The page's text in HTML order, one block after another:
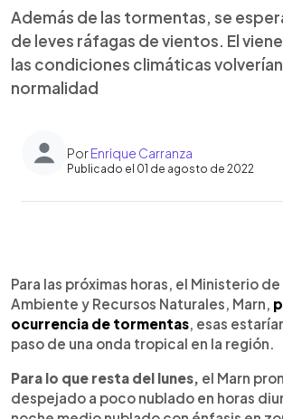
Además de las tormentas, se
de leves ráfagas de vientos. El
las condiciones climáticas volverían
normalidad
PorEnrique Carranza
Publicado el 01 de agosto de 2022
Escuchar artículo
Para las próximas horas, el Ministerio
Ambiente y Recursos Naturales, Marn,
ocurrencia de tormentas, esas
paso de una onda tropical en la región.
Para lo que resta del lunes, el Marn
despejado a poco nublado en horas